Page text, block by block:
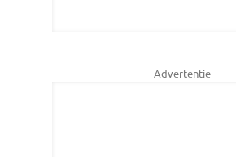
Advertentie